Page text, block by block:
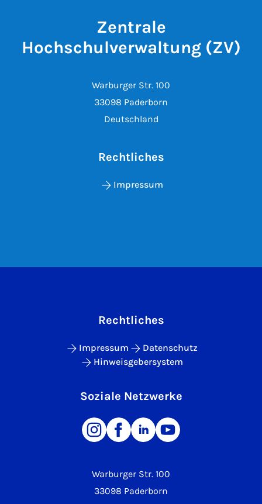
Zentrale
Hochschulverwaltung (ZV)
Warburger Str. 100
33098 Paderborn
Deutschland
Rechtliches
Impressum
Warburger Str. 100
33098 Paderborn
Rechtliches
Impressum
Datenschutz
Hinweisgebersystem
Soziale Netzwerke